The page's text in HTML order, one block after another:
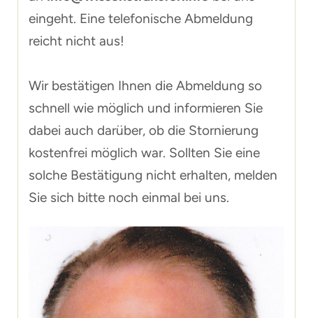
eingeht. Eine telefonische Abmeldung
reicht nicht aus!
Wir bestätigen Ihnen die Abmeldung so
schnell wie möglich und informieren Sie
dabei auch darüber, ob die Stornierung
kostenfrei möglich war. Sollten Sie eine
solche Bestätigung nicht erhalten, melden
Sie sich bitte noch einmal bei uns.